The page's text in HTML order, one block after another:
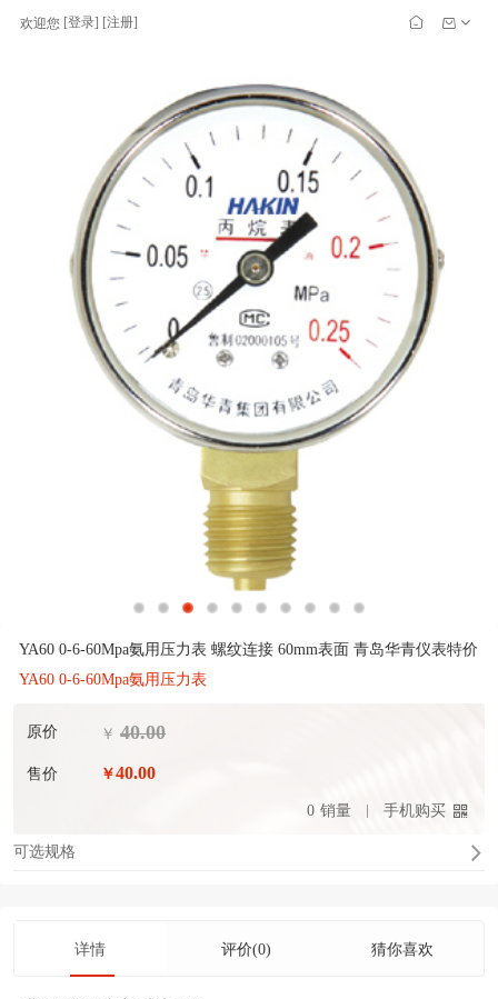
欢迎您 [登录] [注册]
YA60 0-6-60Mpa氨用压力表 螺纹连接 60mm表面 青岛华青仪表特价
YA60 0-6-60Mpa氨用压力表
原价 ￥ 40.00
售价 ￥40.00
0 销量 手机购买
可选规格
详情 评价(0) 猜你喜欢